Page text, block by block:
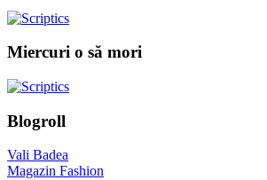
Miercuri o să mori
Blogroll
Vali Badea
Magazin Fashion